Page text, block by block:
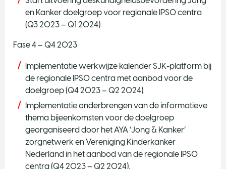
en Kanker doelgroep voor regionale IPSO centra
(Q3 2023 – Q1 2024).
Fase 4 – Q4 2023
Implementatie werkwijze kalender SJK-platform bij
de regionale IPSO centra met aanbod voor de
doelgroep (Q4 2023 – Q2 2024).
Implementatie onderbrengen van de informatieve
thema bijeenkomsten voor de doelgroep
georganiseerd door het AYA ‘Jong & Kanker’
zorgnetwerk en Vereniging Kinderkanker
Nederland in het aanbod van de regionale IPSO
centra (Q4 2023 – Q2 2024).